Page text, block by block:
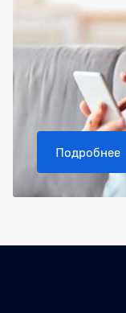
Подробнее